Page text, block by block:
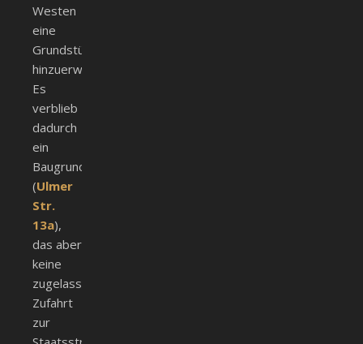
Westen
eine
Grundstücksfläche
hinzuerworben.
Es
verblieb
dadurch
ein
Baugrundstück
(Ulmer
Str.
13a),
das aber
keine
zugelassene
Zufahrt
zur